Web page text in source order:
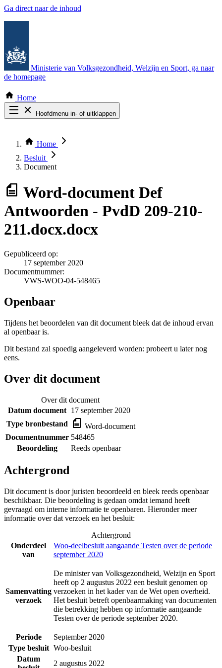
Ga direct naar de inhoud
Ministerie van Volksgezondheid, Welzijn en Sport, ga naar
de homepage
Home
Hoofdmenu in- of uitklappen
Thema COVID-19
Bekijk per bestuursorgaan
Home
Besluit
Document
Word-document Def
Antwoorden - PvdD 209-210-
211.docx.docx
Gepubliceerd op:
17 september 2020
Documentnummer:
VWS-WOO-04-548465
Openbaar
Tijdens het beoordelen van dit document bleek dat de inhoud ervan
al openbaar is.
Dit bestand zal spoedig aangeleverd worden: probeert u later nog
eens.
Over dit document
Over dit document
Datum document 17 september 2020
Type bronbestand
Word-document
Documentnummer 548465
Beoordeling
Reeds openbaar
Achtergrond
Dit document is door juristen beoordeeld en bleek reeds openbaar
beschikbaar. Die beoordeling is gedaan omdat iemand heeft
gevraagd om interne informatie te openbaren. Hieronder meer
informatie over dat verzoek en het besluit:
Achtergrond
Onderdeel
van
Woo-deelbesluit aangaande Testen over de periode
september 2020
Samenvatting
verzoek
De minister van Volksgezondheid, Welzijn en Sport
heeft op 2 augustus 2022 een besluit genomen op
verzoeken in het kader van de Wet open overheid.
Het besluit betreft openbaarmaking van documenten
die betrekking hebben op informatie aangaande
Testen over de periode september 2020.
Periode
September 2020
Type besluit Woo-besluit
Datum
2 augustus 2022